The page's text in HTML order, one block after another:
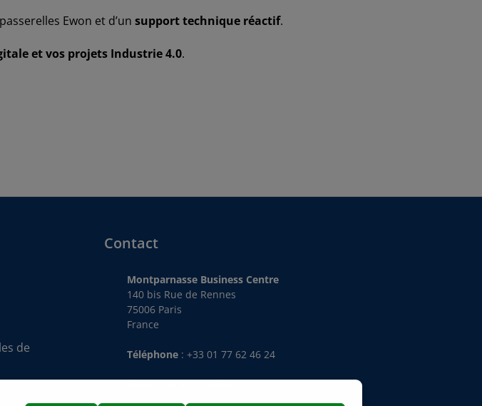
Ewon et d’un support technique réactif.
et vos projets Industrie 4.0.
de
Contact
Montparnasse Business Centre
140 bis Rue de Rennes
75006 Paris
France
Téléphone :+33 01 77 62 46 24